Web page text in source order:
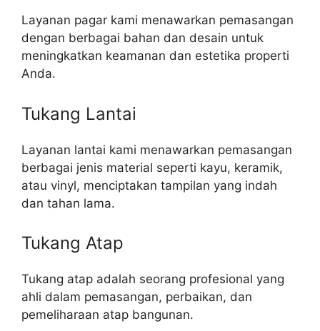
Layanan pagar kami menawarkan pemasangan
dengan berbagai bahan dan desain untuk
meningkatkan keamanan dan estetika properti
Anda.
Tukang Lantai
Layanan lantai kami menawarkan pemasangan
berbagai jenis material seperti kayu, keramik,
atau vinyl, menciptakan tampilan yang indah
dan tahan lama.
Tukang Atap
Tukang atap adalah seorang profesional yang
ahli dalam pemasangan, perbaikan, dan
pemeliharaan atap bangunan.